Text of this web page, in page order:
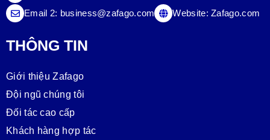
Email 2: business@zafago.com Website:Zafago.com
THÔNG TIN
Giới thiệu Zafago
Đội ngũ chúng tôi
Đối tác cao cấp
Khách hàng hợp tác